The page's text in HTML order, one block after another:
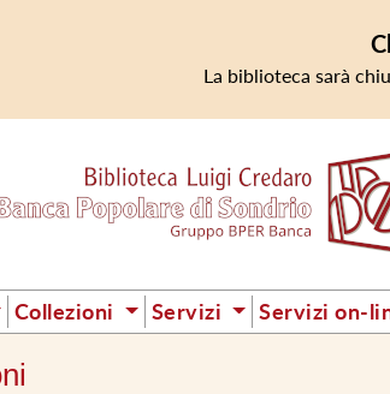
La biblioteca sarà
Collezioni Servizi Servizi on-